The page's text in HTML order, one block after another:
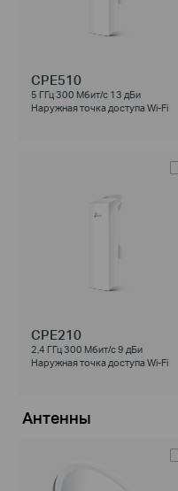
CPE510
5 ГГц 300 Мбит/с 13 дБи
Наружная точка доступа Wi‑Fi
CPE210
2,4 ГГц 300 Мбит/с 9 дБи
Наружная точка доступа Wi‑Fi
Антенны